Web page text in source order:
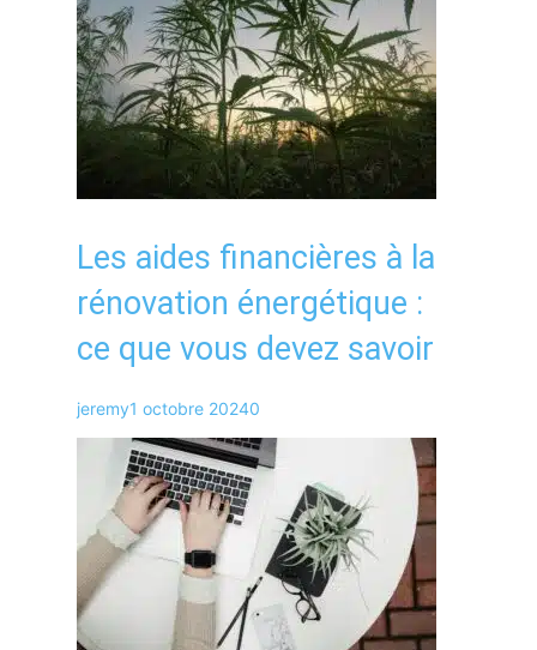
Les aides financières à la
rénovation énergétique :
ce que vous devez savoir
jeremy1 octobre 20240